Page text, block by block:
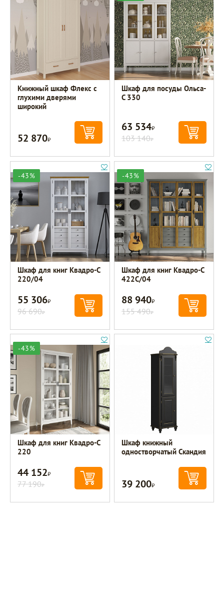
Книжный шкаф Флекс с
глухими дверями
широкий
52 870Р
Шкаф для посуды Ольса-
С 330
63 534Р
103 140Р
-43%
Шкаф для книг Квадро-С
220/04
55 306Р
96 690Р
-43%
Шкаф для книг Квадро-С
422С/04
88 940Р
155 490Р
-43%
Шкаф для книг Квадро-С
220
44 152Р
77 190Р
Шкаф книжный
одностворчатый Скандия
39 200Р